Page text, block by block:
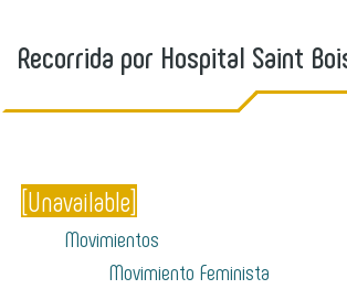
Recorrida por Hospital Saint
[Unavailable]
Movimientos
Movimiento Feminista